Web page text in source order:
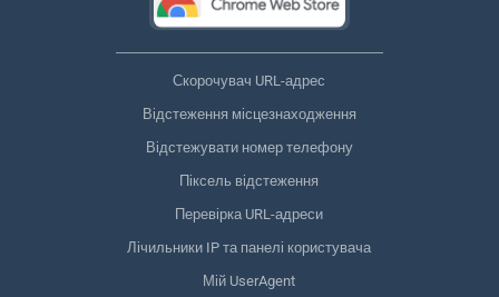
Скорочувач URL-адрес
Відстеження місцезнаходження
Відстежувати номер телефону
Піксель відстеження
Перевірка URL-адреси
Лічильники IP та панелі користувача
Мій UserAgent